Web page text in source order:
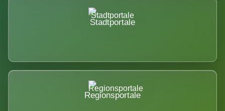
Stadtportale
Regionsportale